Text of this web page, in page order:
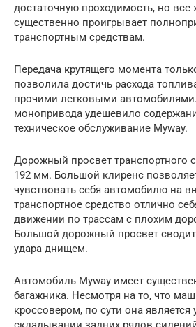
достаточную проходимость, но
существенно проигрывает
транспортным средствам.
Передача крутящего момента
позволила достичь расхода
прочими легковыми
монопривода удешевило
техническое обслуживание Myway.
Дорожный просвет транспортного
192 мм. Большой клиренс
чувствовать себя автомобилю на
транспортное средство отлично
движении по трассам с плохим
Большой дорожный просвет
удара днищем.
Автомобиль Myway имеет
багажника. Несмотря на то, что
кроссовером, по сути она